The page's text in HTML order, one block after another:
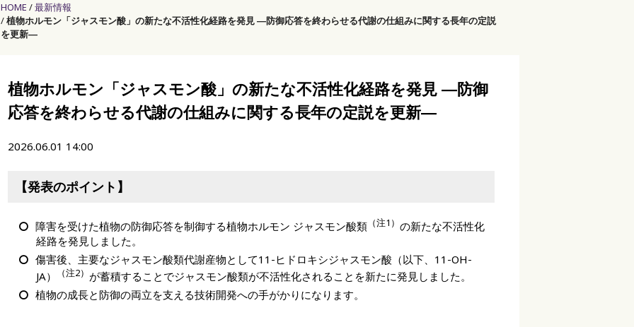
HOME
最新情報
植物ホルモン「ジャスモン酸」の新たな不活性化経路を発見 ―防御応答を終わらせる代謝の仕組みに関する長年の定説
を更新―
植物ホルモン「ジャスモン酸」の新たな不活性化経路を発見 ―防御
応答を終わらせる代謝の仕組みに関する長年の定説を更新―
2026.06.01 14:00
【発表のポイント】
障害を受けた植物の防御応答を制御する植物ホルモン ジャスモン酸類 （注1） の新たな不活性化
経路を発見しました。
傷害後、主要なジャスモン酸類代謝産物として11-ヒドロキシジャスモン酸（以下、11-OH-
JA）
（注2） が蓄積することでジャスモン酸類が不活性化されることを新たに発見しました。
植物の成長と防御の両立を支える技術開発への手がかりになります。